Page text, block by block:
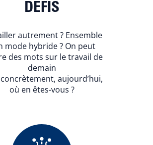
DÉFIS
autrement ? Ensemble
mode hybride ? On peut
des mots sur le travail de
demain
aujourd’hui,
où en êtes-vous ?